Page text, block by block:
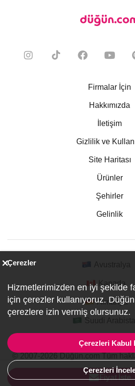
Fiyat İste
Firmalar İçin
Hakkımızda
İletişim
Gizlilik ve
Site Haritası
Ürünler
Şehirler
Gelinlik
Kanada
Almanya
Özel Etkinlik Online
ref:PI1-1-2808
Çerezler
Hizmetlerimizden en iyi şekilde
için çerezler kullanıyoruz.
çerezlere izin vermiş olursunuz.
Çerezleri Kabul
Çerezleri